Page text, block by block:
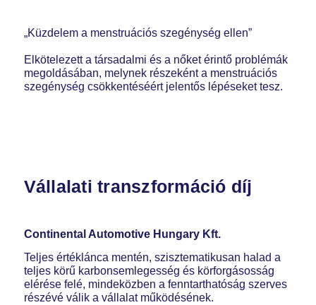
„Küzdelem a menstruációs szegénység ellen”
Elkötelezett a társadalmi és a nőket érintő problémák
megoldásában, melynek részeként a menstruációs
szegénység csökkentéséért jelentős lépéseket tesz.
Vállalati transzformáció díj
Continental Automotive Hungary Kft.
Teljes értéklánca mentén, szisztematikusan halad a
teljes körű karbonsemlegesség és körforgásosság
elérése felé, mindeközben a fenntarthatóság szerves
részévé válik a vállalat működésének.